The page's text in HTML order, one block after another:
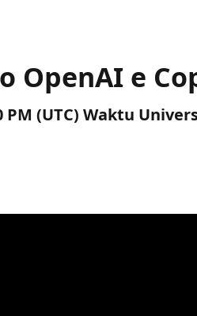
OpenAI e
PM (UTC) Waktu